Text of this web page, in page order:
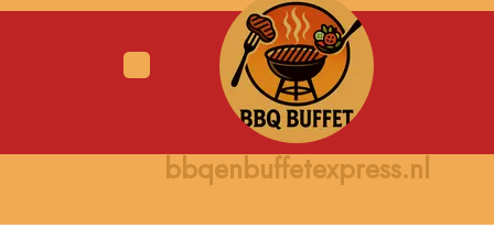
Skip
bbqenbuffetexpress.nl